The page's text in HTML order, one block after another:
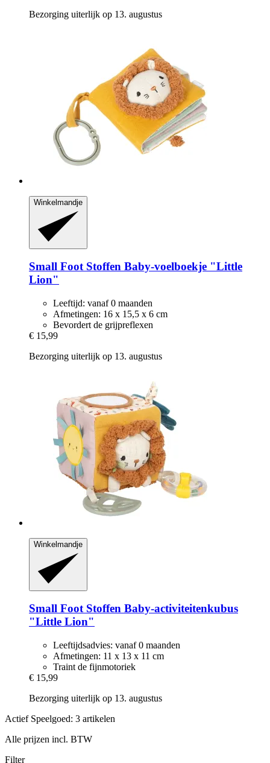
Bezorging uiterlijk op 13. augustus
Winkelmandje
Small FootStoffen Baby-​voelboekje "Little
Lion"
Leeftijd: vanaf 0 maanden
Afmetingen: 16 x 15,5 x 6 cm
Bevordert de grijpreflexen
€ 15,99
Bezorging uiterlijk op 13. augustus
Winkelmandje
Small FootStoffen Baby-​activiteitenkubus
"Little Lion"
Leeftijdsadvies: vanaf 0 maanden
Afmetingen: 11 x 13 x 11 cm
Traint de fijnmotoriek
€ 15,99
Bezorging uiterlijk op 13. augustus
Actief Speelgoed: 3 artikelen
Alle prijzen incl. BTW
Filter